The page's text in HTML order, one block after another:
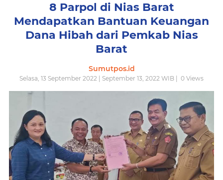
8 Parpol di Nias Barat
Mendapatkan Bantuan Keuangan
Dana Hibah dari Pemkab Nias
Barat
Sumutpos.id
Selasa, 13 September 2022 | September 13, 2022 WIB | 0 Views